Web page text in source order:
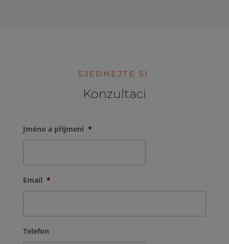
SJEDNEJTE SI
Konzultaci
Jméno a příjmení *
Email *
Telefon